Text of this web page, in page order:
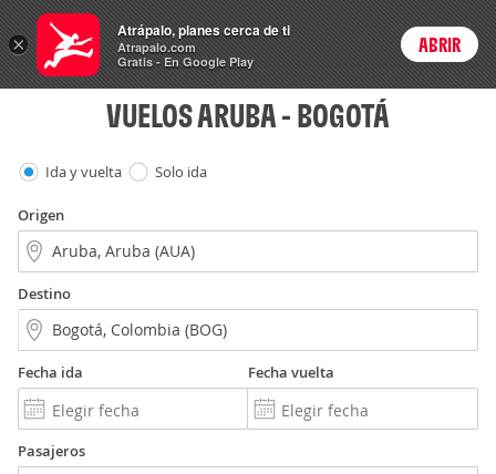
Vuelos Login
VUELOS ARUBA - BOGOTÁ
Ida y vuelta Solo ida
Origen
Destino
Fecha ida Fecha vuelta
Pasajeros
×
Atrápalo, planes cerca de ti
Atrapalo.com
Gratis - En Google Play
ABRIR